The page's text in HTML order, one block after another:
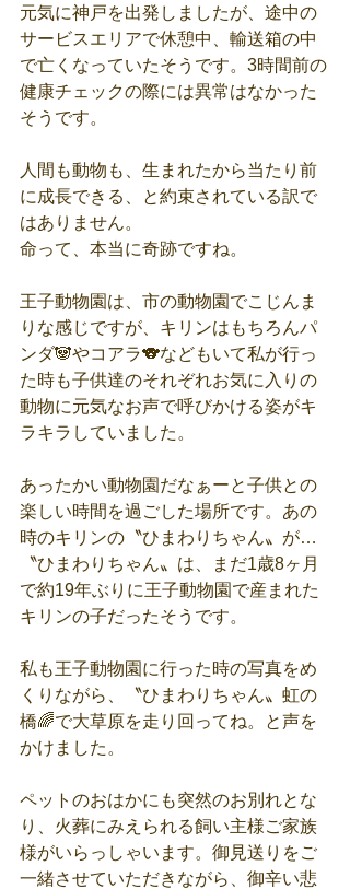
元気に神戸を出発しましたが、途中の
サービスエリアで休憩中、輸送箱の中
で亡くなっていたそうです。3時間前の
健康チェックの際には異常はなかった
そうです。
人間も動物も、生まれたから当たり前
に成長できる、と約束されている訳で
はありません。
命って、本当に奇跡ですね。
王子動物園は、市の動物園でこじんま
りな感じですが、キリンはもちろんパ
ンダ🐼やコアラ🐨などもいて私が行っ
た時も子供達のそれぞれお気に入りの
動物に元気なお声で呼びかける姿がキ
ラキラしていました。
あったかい動物園だなぁーと子供との
楽しい時間を過ごした場所です。あの
時のキリンの〝ひまわりちゃん〟が…
〝ひまわりちゃん〟は、まだ1歳8ヶ月
で約19年ぶりに王子動物園で産まれた
キリンの子だったそうです。
私も王子動物園に行った時の写真をめ
くりながら、〝ひまわりちゃん〟虹の
橋🌈で大草原を走り回ってね。と声を
かけました。
ペットのおはかにも突然のお別れとな
り、火葬にみえられる飼い主様ご家族
様がいらっしゃいます。御見送りをご
一緒させていただきながら、御辛い悲